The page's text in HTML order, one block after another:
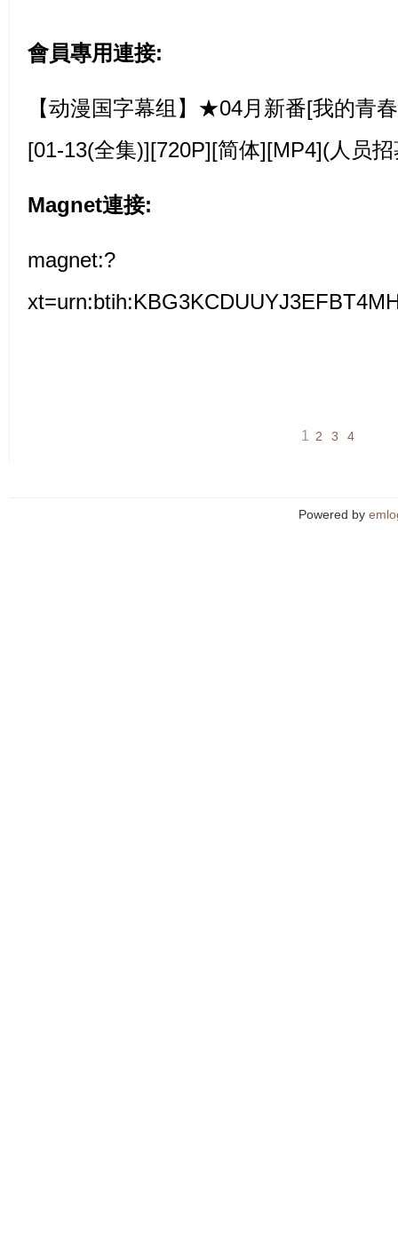
會員專用連接:
【动漫国字幕组】★04月新番[我的青
[01-13(全集)][720P][简体][MP4](人员
Magnet連接:
magnet:?
1 2 3 4
Powered by